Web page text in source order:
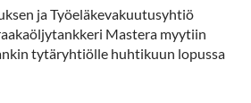
ja Työeläkevakuutusyhtiö
Mastera myytiin
tytäryhtiölle huhtikuun lopussa